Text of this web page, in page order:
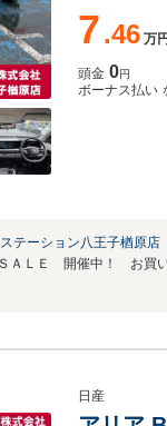
7.46 万円
頭金 0円
ボーナス払い
テーション八王子楢原店
日産